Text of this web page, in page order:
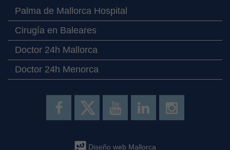
Palma de Mallorca Hospital
Cirugía en Baleares
Doctor 24h Mallorca
Doctor 24h Menorca
Diseño web Mallorca